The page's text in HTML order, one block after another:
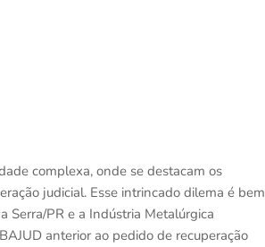
complexa, onde se destacam os
judicial. Esse intrincado dilema é bem
Serra/PR e a Indústria Metalúrgica
anterior ao pedido de recuperação